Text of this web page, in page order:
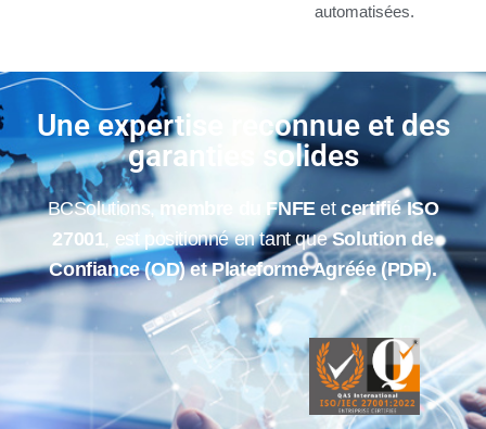
automatisées.
Une expertise reconnue et des
garanties solides
BCSolutions, membre du FNFEetcertifié ISO
27001, est positionné en tant queSolution de
Confiance (OD) et Plateforme Agréée (PDP).